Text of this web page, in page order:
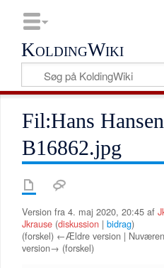
KoldingWiki
Fil:Hans
B16862.jpg
Version fra 4. maj 2020, 20:45 af
Jkrause (diskussion |bidrag)
(forskel) ←Ældre version |
version→ (forskel)